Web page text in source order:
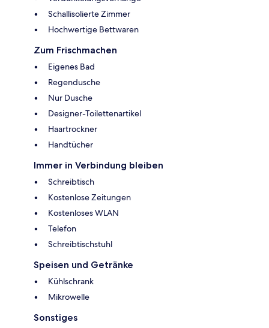
Schallisolierte Zimmer
Hochwertige Bettwaren
Zum Frischmachen
Eigenes Bad
Regendusche
Nur Dusche
Designer-Toilettenartikel
Haartrockner
Handtücher
Immer in Verbindung bleiben
Schreibtisch
Kostenlose Zeitungen
Kostenloses WLAN
Telefon
Schreibtischstuhl
Speisen und Getränke
Kühlschrank
Mikrowelle
Sonstiges